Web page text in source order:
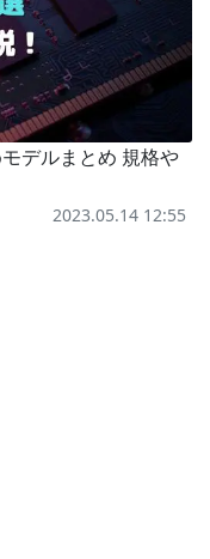
デルまとめ 規格や
2023.05.14 12:55